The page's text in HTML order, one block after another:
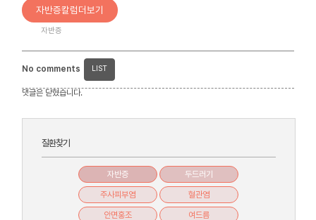
자반증칼럼더보기
자반증
No comments LIST
댓글은 닫혔습니다.
질환찾기
자반증 두드러기
주사피부염 혈관염
안면홍조 여드름